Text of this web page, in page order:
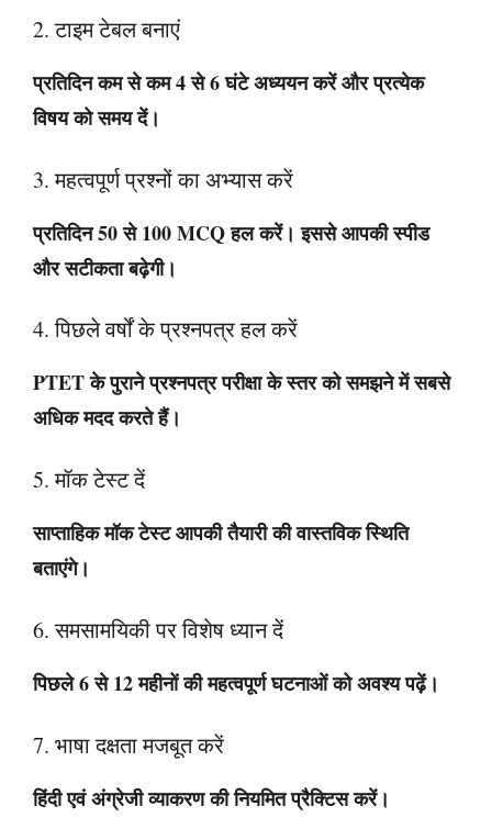
2. टाइम टेबल बनाएं
प्रतिदिन कम से कम 4 से 6 घंटे अध्ययन करें और प्रत्येक
विषय को समय दें।
3. महत्वपूर्ण प्रश्नों का अभ्यास करें
प्रतिदिन 50 से 100 MCQ हल करें। इससे आपकी स्पीड
और सटीकता बढ़ेगी।
4. पिछले वर्षों के प्रश्नपत्र हल करें
PTET के पुराने प्रश्नपत्र परीक्षा के स्तर को समझने में सबसे
अधिक मदद करते हैं।
5. मॉक टेस्ट दें
साप्ताहिक मॉक टेस्ट आपकी तैयारी की वास्तविक स्थिति
बताएंगे।
6. समसामयिकी पर विशेष ध्यान दें
पिछले 6 से 12 महीनों की महत्वपूर्ण घटनाओं को अवश्य पढ़ें।
7. भाषा दक्षता मजबूत करें
हिंदी एवं अंग्रेजी व्याकरण की नियमित प्रैक्टिस करें।